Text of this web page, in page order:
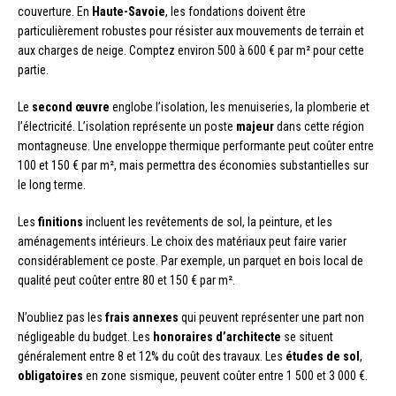
couverture. En Haute-Savoie, les fondations doivent être
particulièrement robustes pour résister aux mouvements de terrain et
aux charges de neige. Comptez environ 500 à 600 € par m² pour cette
partie.
Le second œuvre englobe l’isolation, les menuiseries, la plomberie et
l’électricité. L’isolation représente un poste majeurdans cette région
montagneuse. Une enveloppe thermique performante peut coûter entre
100 et 150 € par m², mais permettra des économies substantielles sur
le long terme.
Les finitions incluent les revêtements de sol, la peinture, et les
aménagements intérieurs. Le choix des matériaux peut faire varier
considérablement ce poste. Par exemple, un parquet en bois local de
qualité peut coûter entre 80 et 150 € par m².
N’oubliez pas les frais annexes qui peuvent représenter une part non
négligeable du budget. Les honoraires d’architecte se situent
généralement entre 8 et 12% du coût des travaux. Les études de sol ,
obligatoires en zone sismique, peuvent coûter entre 1 500 et 3 000 €.